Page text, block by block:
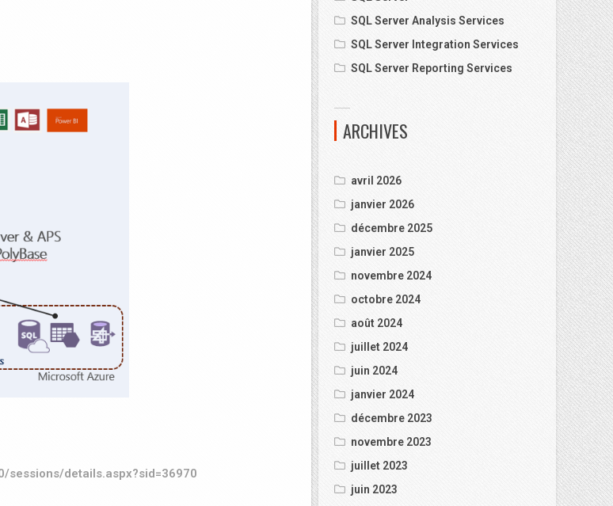
sessions/details.aspx?sid=36970
SQL Server Analysis Services
SQL Server Integration Services
SQL Server Reporting Services
ARCHIVES
avril 2026
janvier 2026
décembre 2025
janvier 2025
novembre 2024
octobre 2024
août 2024
juillet 2024
juin 2024
janvier 2024
décembre 2023
novembre 2023
juillet 2023
juin 2023